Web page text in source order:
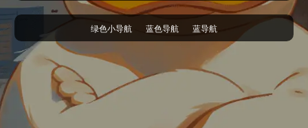
绿色小导航 蓝色导航 蓝导航